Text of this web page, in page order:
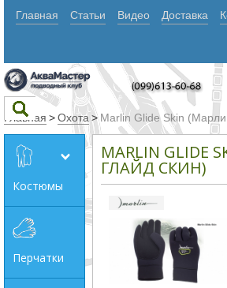
Главная Статьи Видео Доставка
Текст
Искать
Любое из
слов
Главная >Охота > Marlin Glide Skin
Костюмы
Перчатки
MARLIN GLIDE
ГЛАЙД СКИН)